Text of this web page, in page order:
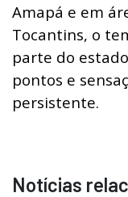
Amapá e em
Tocantins, o
parte do
pontos e
persistente.
Notícias